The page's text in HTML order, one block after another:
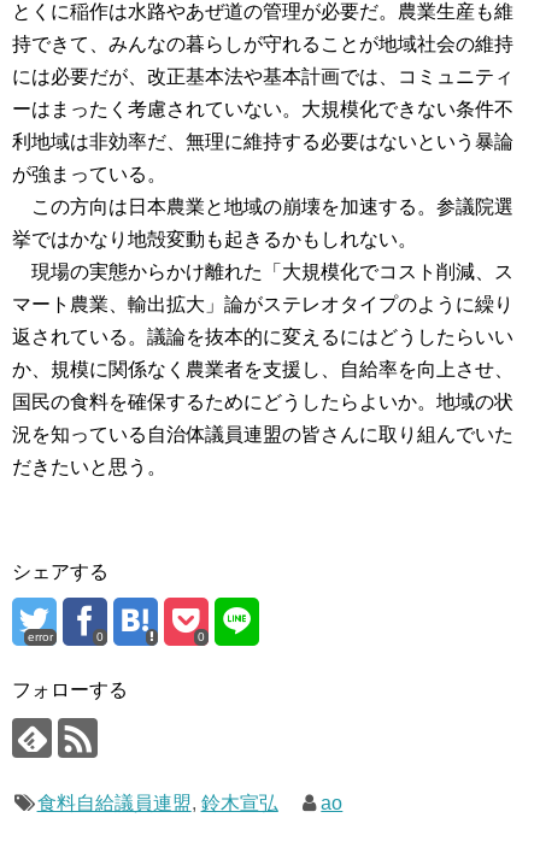
とくに稲作は水路やあぜ道の管理が必要だ。農業生産も維
持できて、みんなの暮らしが守れることが地域社会の維持
には必要だが、改正基本法や基本計画では、コミュニティ
ーはまったく考慮されていない。大規模化できない条件不
利地域は非効率だ、無理に維持する必要はないという暴論
が強まっている。
この方向は日本農業と地域の崩壊を加速する。参議院選
挙ではかなり地殻変動も起きるかもしれない。
現場の実態からかけ離れた「大規模化でコスト削減、ス
マート農業、輸出拡大」論がステレオタイプのように繰り
返されている。議論を抜本的に変えるにはどうしたらいい
か、規模に関係なく農業者を支援し、自給率を向上させ、
国民の食料を確保するためにどうしたらよいか。地域の状
況を知っている自治体議員連盟の皆さんに取り組んでいた
だきたいと思う。
シェアする
error 0 0
フォローする
食料自給議員連盟, 鈴木宣弘 ao